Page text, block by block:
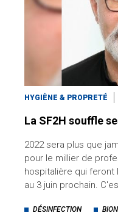
HYGIÈNE & PROPRETÉ
La SF2H souffle
2022 sera plus que
pour le millier de
hospitalière qui feront
au 3 juin prochain.
DÉSINFECTION